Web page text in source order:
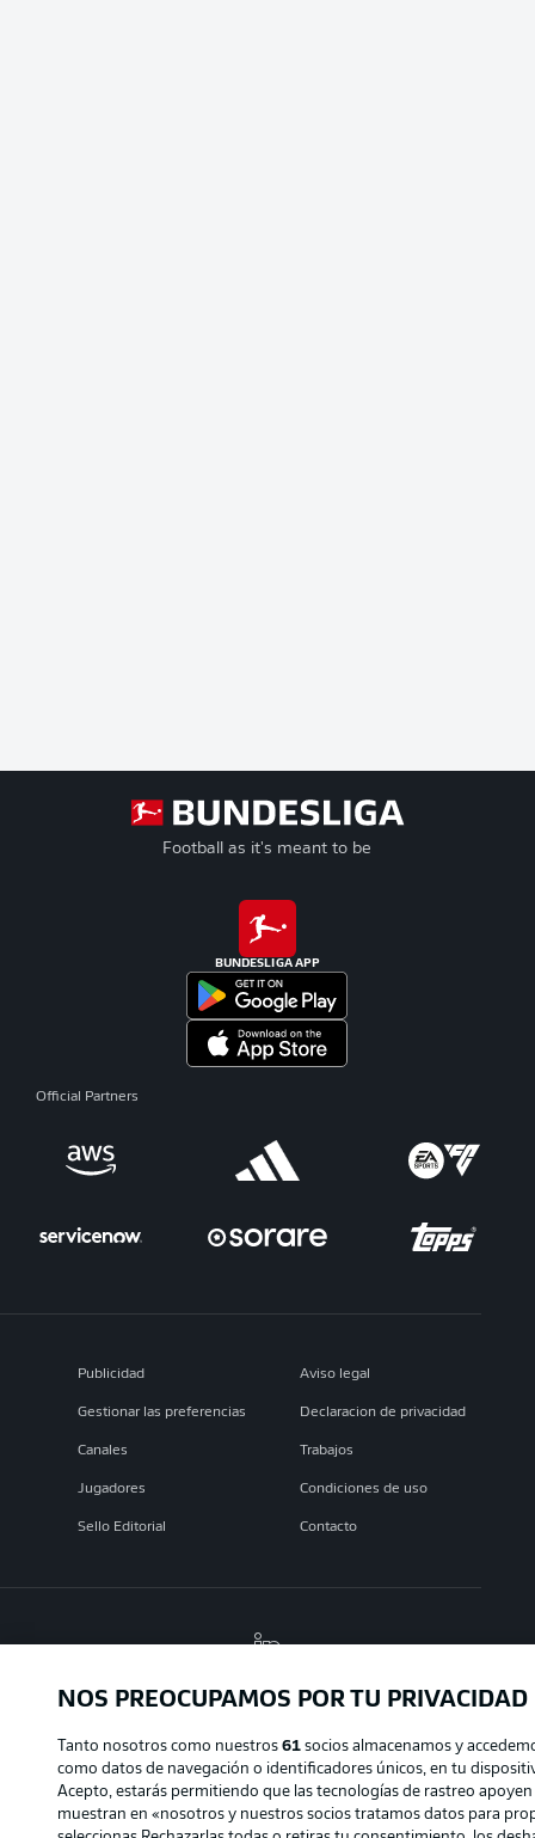
Football as it's meant to be
BUNDESLIGA APP
Official Partners
Publicidad Aviso legal
Gestionar las preferencias Declaracion de privacidad
Canales Trabajos
Jugadores Condiciones de uso
Sello Editorial Contacto
© 2026 Bundesliga-Gruppe GmbH
Elegir idioma
NOS PREOCUPAMOS POR TU PRIVACIDAD
Tanto nosotros como nuestros 61 socios almacenamos y
como datos de navegación o identificadores únicos, en tu
Acepto, estarás permitiendo que las tecnologías de rastreo
muestran en «nosotros y nuestros socios tratamos datos para